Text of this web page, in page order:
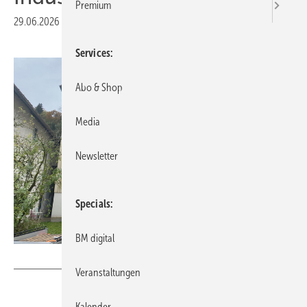
29.06.2026
Premium
Services
Abo & Shop
Media
Newsletter
Specials
BM digital
Veranstaltungen